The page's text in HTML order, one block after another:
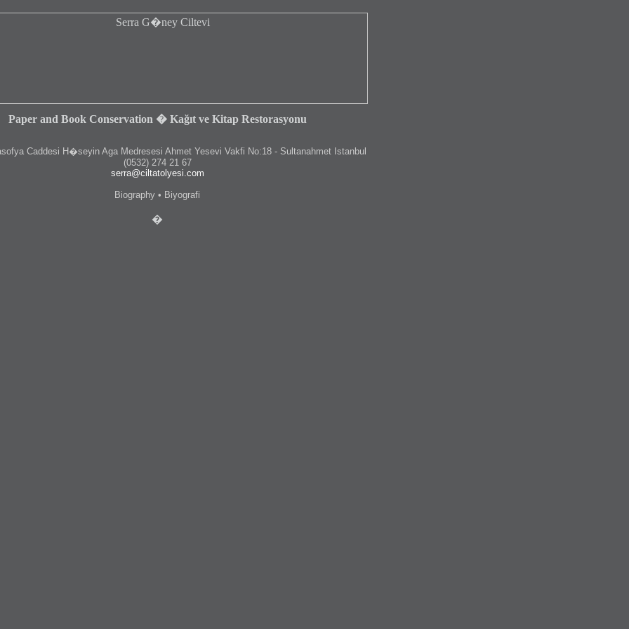
Paper and Book Conservation � Kağıt ve Kitap Restorasyonu
Caddesi H�seyin Aga Medresesi Ahmet Yesevi Vakfi No:18 - Sultanahmet Istanbul
(0532) 274 21 67
serra@ciltatolyesi.com
Biography • Biyografi
�